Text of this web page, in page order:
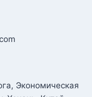
Экономическая